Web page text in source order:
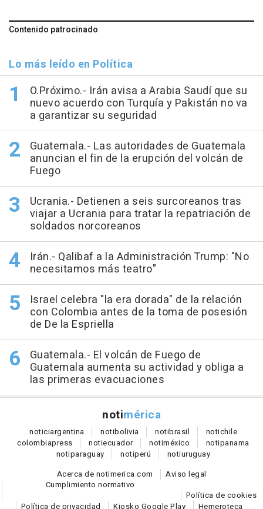
Contenido patrocinado
Lo más leído en Política
O.Próximo.- Irán avisa a Arabia Saudí que su
nuevo acuerdo con Turquía y Pakistán no va
a garantizar su seguridad
Guatemala.- Las autoridades de Guatemala
anuncian el fin de la erupción del volcán de
Fuego
Ucrania.- Detienen a seis surcoreanos tras
viajar a Ucrania para tratar la repatriación de
soldados norcoreanos
Irán.- Qalibaf a la Administración Trump: "No
necesitamos más teatro"
Israel celebra "la era dorada" de la relación
con Colombia antes de la toma de posesión
de De la Espriella
Guatemala.- El volcán de Fuego de
Guatemala aumenta su actividad y obliga a
las primeras evacuaciones
notimérica
noticiargentina notibolivia notibrasil notichile
colombiapress notiecuador notiméxico notipanama
notiparaguay notiperú notiuruguay
Acerca de notimerica.com
Aviso legal
Cumplimiento normativo
Política de cookies
Política de privacidad
Kiosko Google Play Hemeroteca